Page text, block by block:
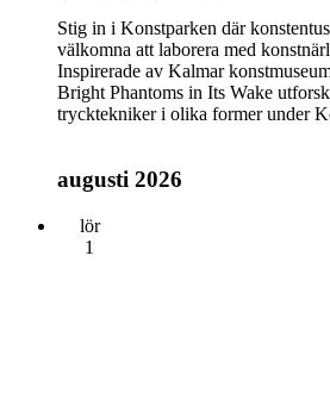
Stig in i Konstparken där
välkomna att laborera med
Inspirerade av Kalmar
Bright Phantoms in Its Wake
trycktekniker i olika former under
augusti 2026
lör
1